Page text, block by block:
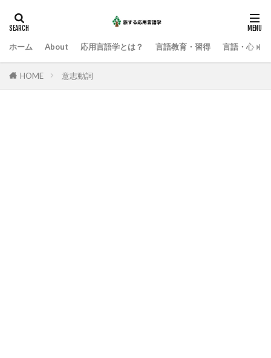
ホーム About 応用言語学とは？ 言語教育・習得 言語・心・
HOME 意志動詞